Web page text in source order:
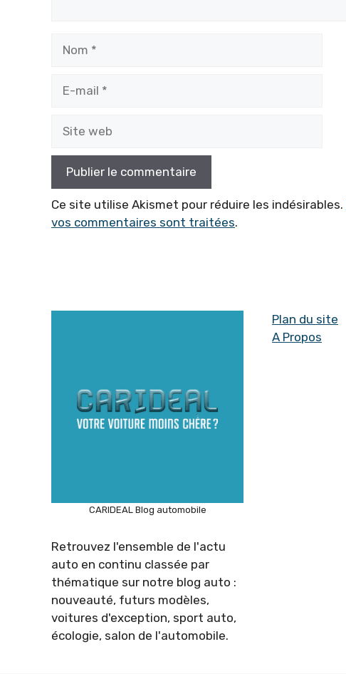
Ce site utilise Akismet pour réduire les indésirables.
vos commentaires sont traitées.
CARIDEAL Blog automobile
Retrouvez l'ensemble de l'actu
auto en continu classée par
thématique sur notre blog auto :
nouveauté, futurs modèles,
voitures d'exception, sport auto,
écologie, salon de l'automobile.
Plan du site
A Propos